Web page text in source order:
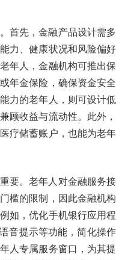
首先，金融产品设计需多
力、健康状况和风险偏好
年人，金融机构可推出保
年金保险，确保资金安全
力的老年人，则可设计低
顾收益与流动性。此外，
疗储蓄账户，也能为老年
要。老年人对金融服务接
槛的限制，因此金融机构
如，优化手机银行应用程
音提示等功能，简化操作
人专属服务窗口，为其提